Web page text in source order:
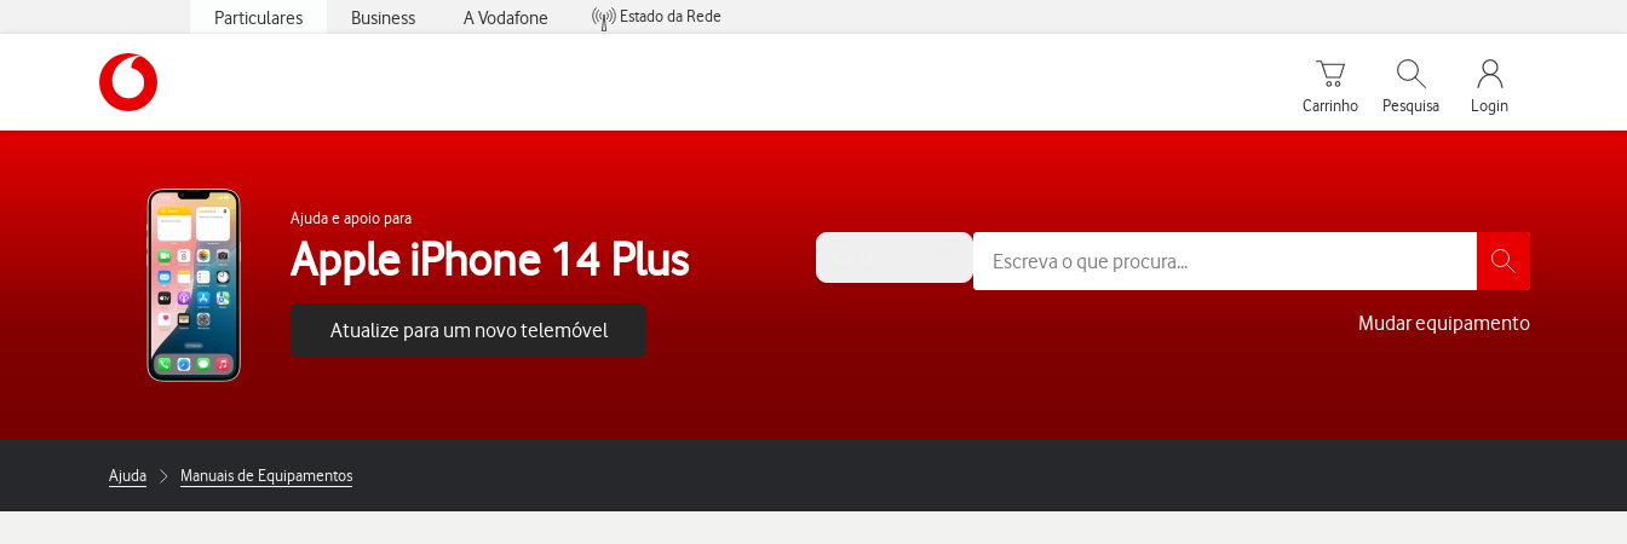
Particulares Business A Vodafone
Estado da Rede
Carrinho de compras
Carrinho
Pesquisar
Pesquisa
My Vodafone
Login
Ajuda e apoio para
Apple iPhone 14 Plus
Atualize para um novo telemóvel Mudar equipamento
Ajuda Manuais de Equipamentos